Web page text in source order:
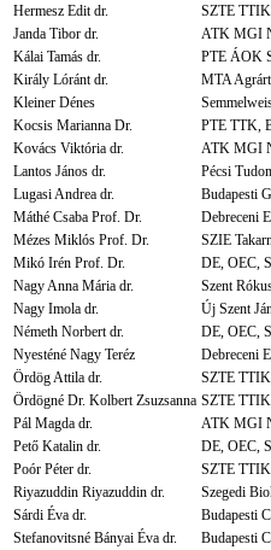
Hermesz Edit dr.
SZTE
Janda Tibor dr.
ATK MGI
Kálai Tamás dr.
PTE ÁOK
Király Lóránt dr.
MTA
Kleiner Dénes
Kocsis Marianna Dr.
PTE TTK,
Kovács Viktória dr.
ATK MGI
Lantos János dr.
Pécsi
Lugasi Andrea dr.
Budapesti
Máthé Csaba Prof. Dr.
Debreceni
Mézes Miklós Prof. Dr.
SZIE
Mikó Irén Prof. Dr.
DE, OEC,
Nagy Anna Mária dr.
Szent
Nagy Imola dr.
Új Szent
Németh Norbert dr.
DE, OEC,
Nyesténé Nagy Teréz
Debreceni
Ördög Attila dr.
SZTE
Ördögné Dr. Kolbert Zsuzsanna SZTE
Pál Magda dr.
ATK MGI
Pető Katalin dr.
DE, OEC,
Poór Péter dr.
SZTE
Riyazuddin Riyazuddin dr.
Szegedi
Sárdi Éva dr.
Budapesti
Stefanovitsné Bányai Éva dr.
Budapesti